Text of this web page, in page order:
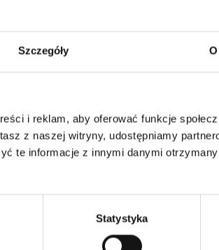
Szczegóły
i reklam, aby oferować funkcje
z naszej witryny, udostępniamy
te informacje z innymi danymi
Statystyka
INFORMACJE
Gwarancja i satysfakcja
Zadaj nam pytanie